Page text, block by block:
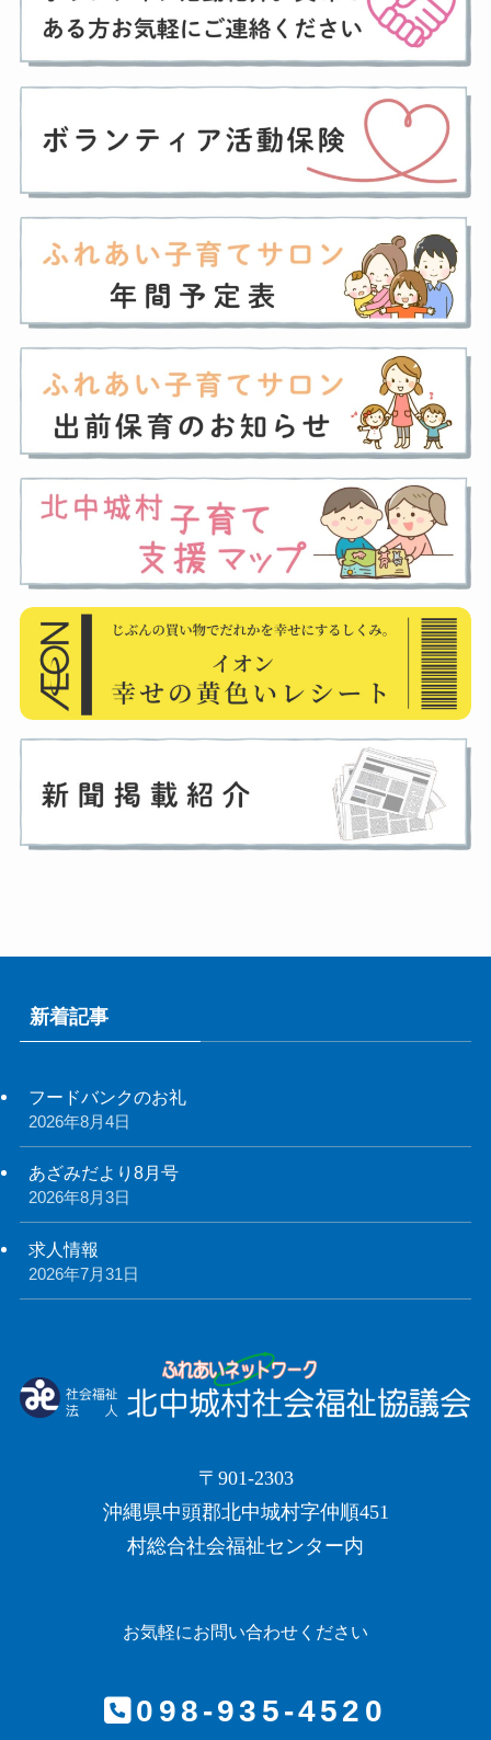
新着記事
フードバンクのお礼
2026年8月4日
あざみだより8月号
2026年8月3日
求人情報
2026年7月31日
〒901-2303
沖縄県中頭郡北中城村字仲順451
村総合社会福祉センター内
お気軽にお問い合わせください
098-935-4520